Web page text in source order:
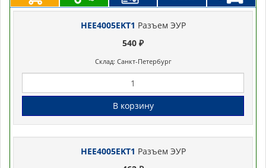
HEE4005EKT1 Разъем ЭУР
540 ₽
Склад: Санкт-Петербург
В корзину
HEE4005EKT1 Разъем ЭУР